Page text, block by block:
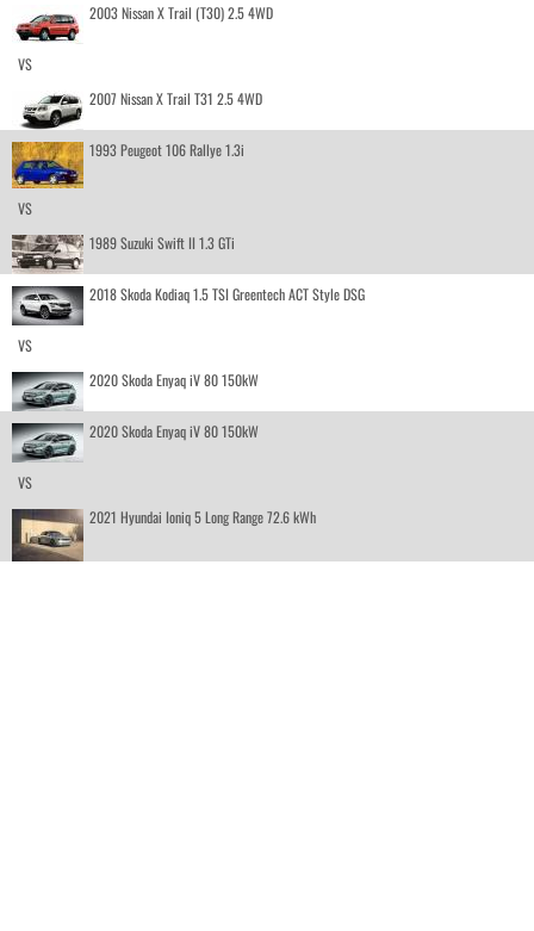
2003 Nissan X Trail (T30) 2.5 4WD
VS
2007 Nissan X Trail T31 2.5 4WD
1993 Peugeot 106 Rallye 1.3i
VS
1989 Suzuki Swift II 1.3 GTi
2018 Skoda Kodiaq 1.5 TSI Greentech ACT Style DSG
VS
2020 Skoda Enyaq iV 80 150kW
2020 Skoda Enyaq iV 80 150kW
VS
2021 Hyundai Ioniq 5 Long Range 72.6 kWh